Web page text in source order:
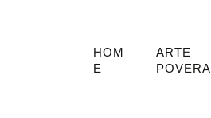
HOM
E
ARTE
POVERA